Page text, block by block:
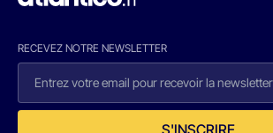
RECEVEZ NOTRE NEWSLETTER
S'INSCRIRE